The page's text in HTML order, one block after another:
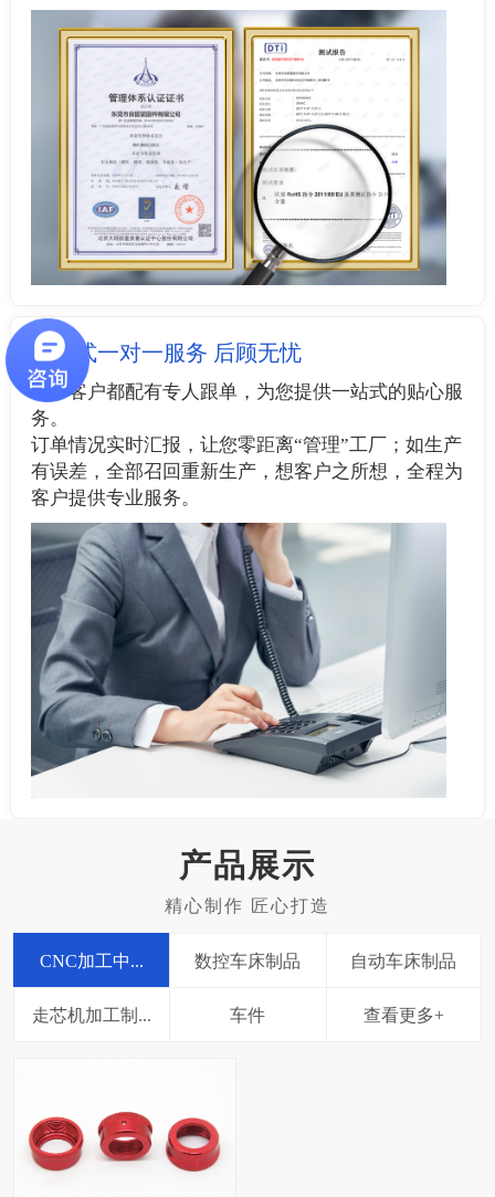
管家式一对一服务 后顾无忧
每个客户都配有专人跟单，为您提供一站式的贴心服
务。
订单情况实时汇报，让您零距离“管理”工厂；如生产
有误差，全部召回重新生产，想客户之所想，全程为
客户提供专业服务。
产品展示
CNC加工中... 数控车床制品 自动车床制品
走芯机加工制... 车件 查看更多+